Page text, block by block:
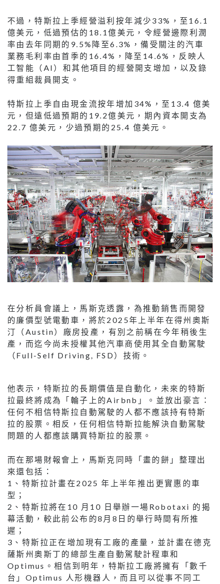
不過，特斯拉上季經營溢利按年減少33%，⾄16.1
億美元，低過預估的18.1億美元，令經營邊際利潤
率由去年同期的9.5%降⾄6.3%，備受關注的汽⾞
業務⽑利率由⾸季的16.4%，降⾄14.6%，反映⼈
⼯智能（AI）和其他項⽬的經營開⽀增加，以及錄
得重組裁員開⽀。
特斯拉上季⾃由現⾦流按年增加34%，⾄13.4 億美
元，但遠低過預期的19.2億美元，期內資本開⽀為
22.7 億美元，少過預期的25.4 億美元。
在分析員會議上，⾺斯克透露，為推動銷售⽽開發
的廉價型號電動⾞，將於2025年上半年在得州奧斯
汀（Austin）廠房投產，有別之前稱在今年稍後⽣
產，⽽迄今尚未授權其他汽⾞商使⽤其全⾃動駕駛
（Full-Self Driving, FSD）技術。
他表示，特斯拉的⻑期價值是⾃動化，未來的特斯
拉最終將成為「輪⼦上的Airbnb」。並放出豪⾔：
任何不相信特斯拉⾃動駕駛的⼈都不應該持有特斯
拉的股票。相反，任何相信特斯拉能解決⾃動駕駛
問題的⼈都應該購買特斯拉的股票。
⽽在那場財報會上，⾺斯克同時「畫的餅」整理出
來還包括：
1、特斯拉計畫在2025 年上半年推出更實惠的⾞
型；
2、特斯拉將在10 ⽉10 ⽇舉辦⼀場Robotaxi 的揭
幕活動，較此前公布的8⽉8⽇的舉⾏時間有所推
遲；
3、特斯拉正在增加現有⼯廠的產量，並計畫在德克
薩斯州奧斯丁的總部⽣產⾃動駕駛計程⾞和
Optimus。相信到明年，特斯拉⼯廠將擁有「數千
台」Optimus ⼈形機器⼈，⽽且可以從事不同⼯